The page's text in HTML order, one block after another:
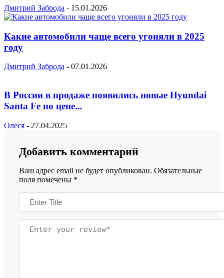
Дмитрий Заброда - 15.01.2026
Какие автомобили чаще всего угоняли в 2025
году
Дмитрий Заброда - 07.01.2026
В России в продаже появились новые Hyundai
Santa Fe по цене...
Олеся - 27.04.2025
Добавить комментарий
Ваш адрес email не будет опубликован. Обязательные
поля помечены *